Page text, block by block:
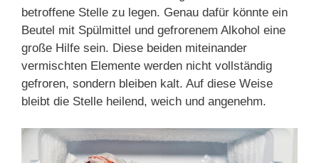
betroffene Stelle zu legen. Genau dafür könnte ein
Beutel mit Spülmittel und gefrorenem Alkohol eine
große Hilfe sein. Diese beiden miteinander
vermischten Elemente werden nicht vollständig
gefroren, sondern bleiben kalt. Auf diese Weise
bleibt die Stelle heilend, weich und angenehm.